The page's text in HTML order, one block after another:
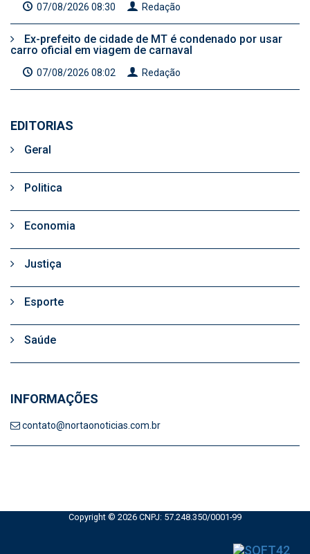
07/08/2026 08:30 Redação
Ex-prefeito de cidade de MT é condenado por usar
carro oficial em viagem de carnaval
07/08/2026 08:02 Redação
EDITORIAS
Geral
Politica
Economia
Justiça
Esporte
Saúde
INFORMAÇÕES
contato@nortaonoticias.com.br
Copyright © 2026 CNPJ: 57.248.350/0001-99